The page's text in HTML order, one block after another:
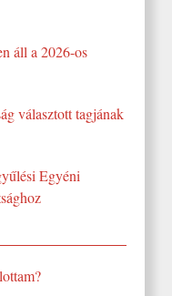
áll a 2026-os
választott tagjának
Egyéni